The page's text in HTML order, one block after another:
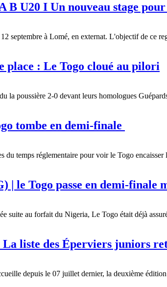
B U20 I Un nouveau stage
septembre à Lomé, en externat. L'objectif de ce
place : Le Togo cloué au pilori
la poussière 2-0 devant leurs homologues
tombe en demi-finale
du temps réglementaire pour voir le Togo
| le Togo passe en demi-finale
suite au forfait du Nigeria, Le Togo était déjà
liste des Éperviers juniors
depuis le 07 juillet dernier, la deuxième